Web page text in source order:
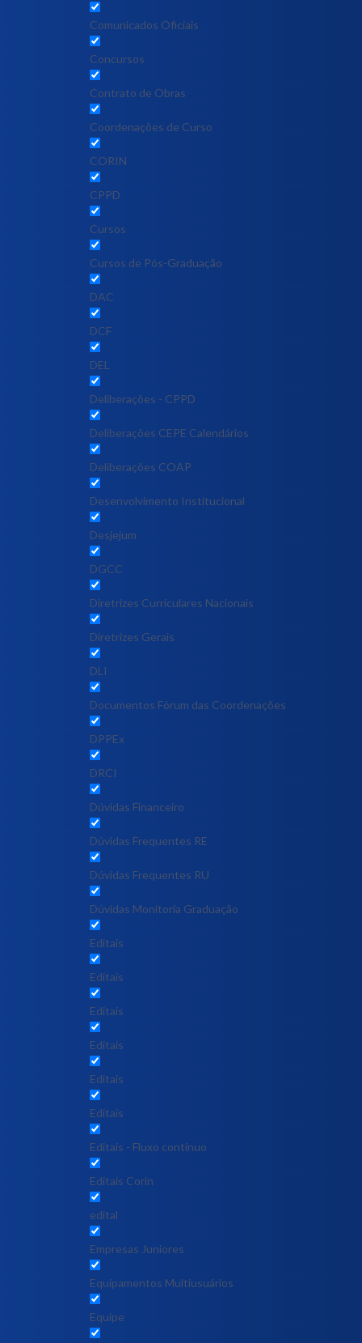
Comunicados Oficiais
Concursos
Contrato de Obras
Coordenações de Curso
CORIN
CPPD
Cursos
Cursos de Pós-Graduação
DAC
DCF
DEL
Deliberações - CPPD
Deliberações CEPE Calendários
Deliberações COAP
Desenvolvimento Institucional
Desjejum
DGCC
Diretrizes Curriculares Nacionais
Diretrizes Gerais
DLI
Documentos Fórum das Coordenações
DPPEx
DRCI
Dúvidas Financeiro
Dúvidas Frequentes RE
Dúvidas Frequentes RU
Dúvidas Monitoria Graduação
Editais
Editais
Editais
Editais
Editais
Editais
Editais - Fluxo contínuo
Editais Corin
edital
Empresas Juniores
Equipamentos Multiusuários
Equipe